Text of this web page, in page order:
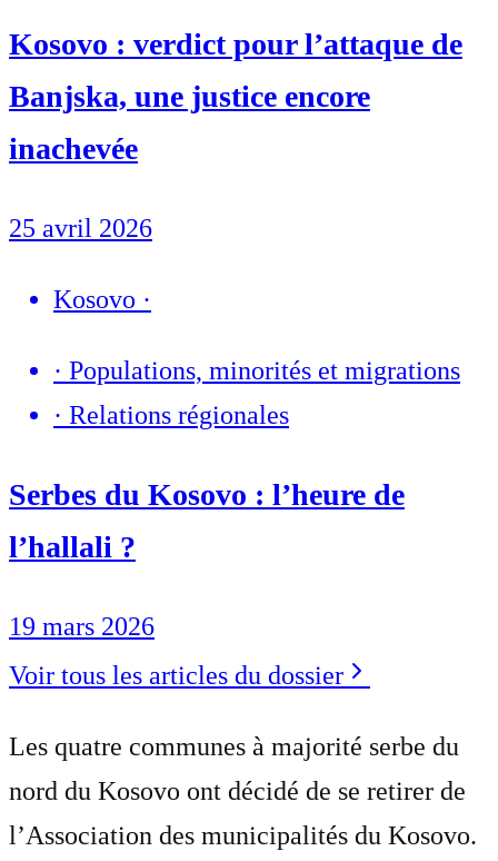
Kosovo : verdict pour l’attaque de
Banjska, une justice encore
inachevée
25 avril 2026
Kosovo ·
· Populations, minorités et migrations
· Relations régionales
Serbes du Kosovo : l’heure de
l’hallali ?
19 mars 2026
Voir tous les articles du dossier
Les quatre communes à majorité serbe du
nord du Kosovo ont décidé de se retirer de
l’Association des municipalités du Kosovo.